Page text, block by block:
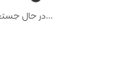
...در حال